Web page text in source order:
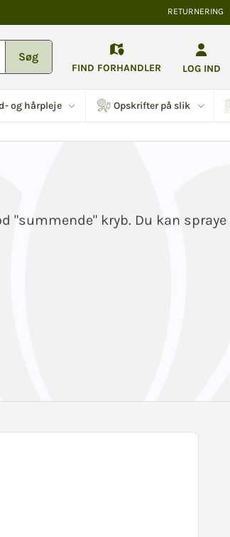
RETURNERING
Søg
FIND FORHANDLER LOG IND
og hårpleje Opskrifter på slik
kryb. Du kan